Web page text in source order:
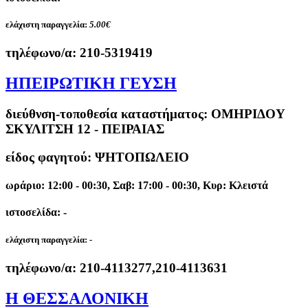
ελάχιστη παραγγελία: 5.00€
τηλέφωνο/α: 210-5319419
ΗΠΕΙΡΩΤΙΚΗ ΓΕΥΣΗ
διεύθνση-τοποθεσία καταστήματος: ΟΜΗΡΙΔΟΥ
ΣΚΥΛΙΤΣΗ 12 - ΠΕΙΡΑΙΑΣ
είδος φαγητού: ΨΗΤΟΠΩΛΕΙΟ
ωράριο: 12:00 - 00:30, Σαβ: 17:00 - 00:30, Κυρ: Κλειστά
ιστοσελίδα: -
ελάχιστη παραγγελία: -
τηλέφωνο/α: 210-4113277,210-4113631
Η ΘΕΣΣΑΛΟΝΙΚΗ